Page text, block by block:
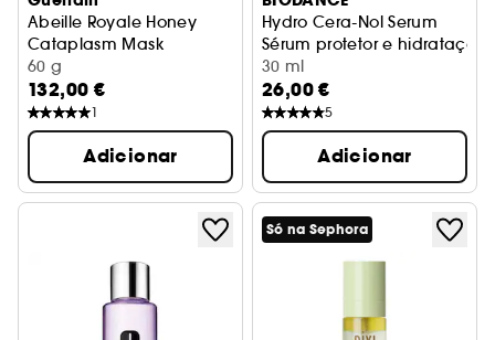
Abeille Royale Honey
Cataplasm Mask
60 g
132,00 €
1
Adicionar
Hydro Cera-Nol Serum
Sérum protetor e hidratação
30 ml
26,00 €
5
Adicionar
Só na Sephora